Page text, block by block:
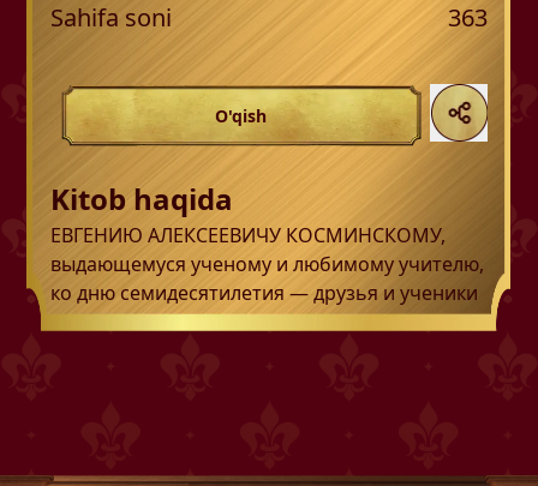
Sahifa soni
363
O'qish
Kitob haqida
ЕВГЕНИЮ АЛЕКСЕЕВИЧУ КОСМИНСКОМУ,
выдающемуся ученому и любимому учителю,
ко дню семидесятилетия — друзья и ученики